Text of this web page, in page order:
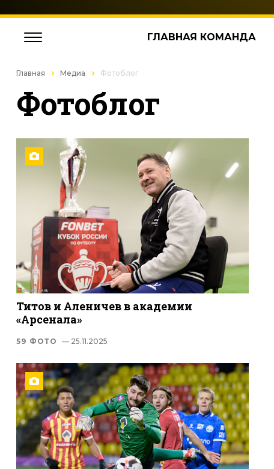
ГЛАВНАЯ КОМАНДА
Главная Медиа Фотоблог
Фотоблог
Титов и Аленичев в академии
«Арсенала»
59 ФОТО — 25.11.2025